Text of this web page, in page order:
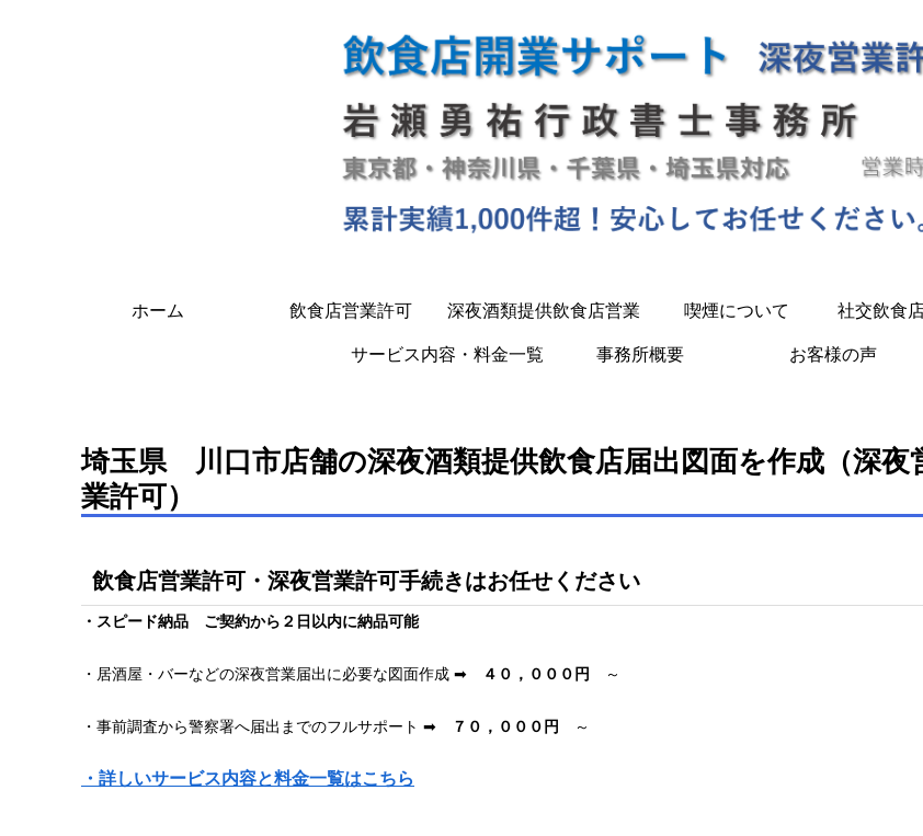
ホーム 飲食店営業許可 深夜酒類提供飲食店営業 喫煙について 社交飲食
サービス内容・料金一覧 事務所概要 お客様の声
埼玉県 川口市店舗の深夜酒類提供飲食店届出図面を作成（深夜
業許可）
飲食店営業許可・深夜営業許可手続きはお任せください
・スピード納品 ご契約から２日以内に納品可能
・居酒屋・バーなどの深夜営業届出に必要な図面作成 ➡ ４０，０００円 ～
・事前調査から警察署へ届出までのフルサポート ➡ ７０，０００円 ～
・詳しいサービス内容と料金一覧はこちら